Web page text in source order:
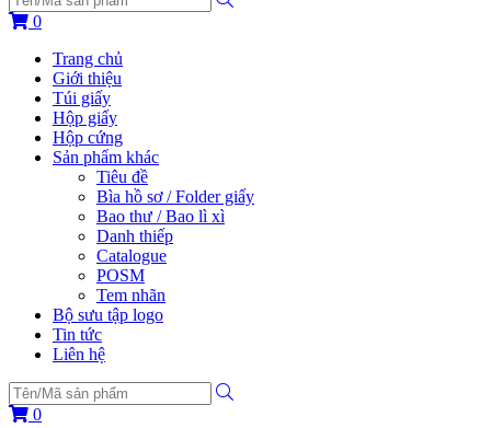
0
Trang chủ
Giới thiệu
Túi giấy
Hộp giấy
Hộp cứng
Sản phẩm khác
Tiêu đề
Bìa hồ sơ / Folder giấy
Bao thư / Bao lì xì
Danh thiếp
Catalogue
POSM
Tem nhãn
Bộ sưu tập logo
Tin tức
Liên hệ
0